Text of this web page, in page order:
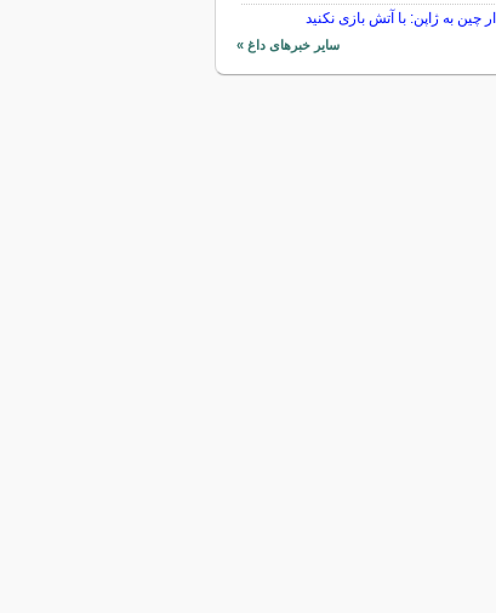
چین به ژاپن: با آتش بازی نکنید
سایر خبرهای داغ »